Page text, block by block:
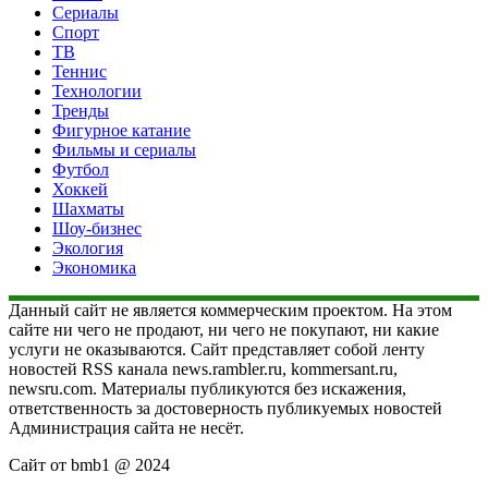
Сериалы
Спорт
ТВ
Теннис
Технологии
Тренды
Фигурное катание
Фильмы и сериалы
Футбол
Хоккей
Шахматы
Шоу-бизнес
Экология
Экономика
Данный сайт не является коммерческим проектом. На этом
сайте ни чего не продают, ни чего не покупают, ни какие
услуги не оказываются. Сайт представляет собой ленту
новостей RSS канала news.rambler.ru, kommersant.ru,
newsru.com. Материалы публикуются без искажения,
ответственность за достоверность публикуемых новостей
Администрация сайта не несёт.
Сайт от bmb1 @ 2024